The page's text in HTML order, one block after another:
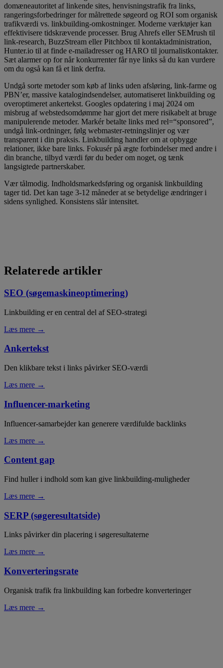
domæneautoritet af linkende sites, henvisningstrafik fra links,
rangeringsforbedringer for målrettede søgeord og ROI som organisk
trafikværdi vs. linkbuilding-omkostninger. Moderne værktøjer kan
effektivisere tidskrævende processer. Brug Ahrefs eller SEMrush til
link-research, BuzzStream eller Pitchbox til kontaktadministration,
Hunter.io til at finde e-mailadresser og HARO til journalistkontakter.
Sæt alarmer op for når konkurrenter får nye links så du kan vurdere
om du også kan få et link derfra.
Undgå sorte metoder som køb af links uden afsløring, link-farme og
PBN’er, massive katalogindsendelser, automatiseret linkbuilding og
overoptimeret ankertekst. Googles opdatering i maj 2024 om
misbrug af webstedsomdømme har gjort det mere risikabelt at bruge
manipulerende metoder. Markér betalte links med rel=“sponsored”,
undgå link-ordninger, følg webmaster-retningslinjer og vær
transparent i din praksis. Linkbuilding handler om at opbygge
relationer, ikke bare links. Fokusér på ægte forbindelser med andre i
din branche, tilbyd værdi før du beder om noget, og tænk
langsigtede partnerskaber.
Vær tålmodig. Indholdsmarkedsføring og organisk linkbuilding
tager tid. Det kan tage 3-12 måneder at se betydelige ændringer i
sidens synlighed. Konsistens slår intensitet.
Relaterede artikler
SEO (søgemaskineoptimering)
Linkbuilding er en central del af SEO-strategi
Læs mere →
Ankertekst
Den klikbare tekst i links påvirker SEO-værdi
Læs mere →
Influencer-marketing
Influencer-samarbejder kan generere værdifulde backlinks
Læs mere →
Content gap
Find huller i indhold som kan give linkbuilding-muligheder
Læs mere →
SERP (søgeresultatside)
Links påvirker din placering i søgeresultaterne
Læs mere →
Konverteringsrate
Organisk trafik fra linkbuilding kan forbedre konverteringer
Læs mere →